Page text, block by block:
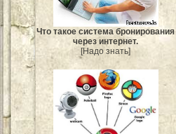
Что такое система бронирования
через интернет.
[Надо знать]